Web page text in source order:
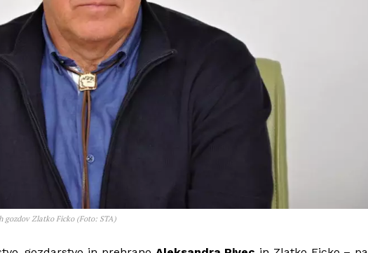
gozdov Zlatko Ficko (Foto: STA)